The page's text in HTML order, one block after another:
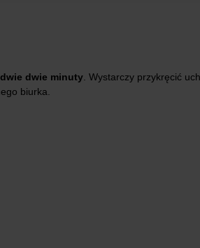
dwie minuty . Wystarczy przykręcić
biurka.